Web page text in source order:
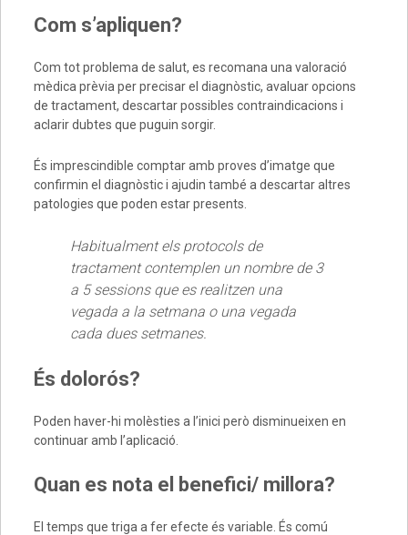
Com s’apliquen?
Com tot problema de salut, es recomana una valoració
mèdica prèvia per precisar el diagnòstic, avaluar opcions
de tractament, descartar possibles contraindicacions i
aclarir dubtes que puguin sorgir.
És imprescindible comptar amb proves d’imatge que
confirmin el diagnòstic i ajudin també a descartar altres
patologies que poden estar presents.
Habitualment els protocols de
tractament contemplen un nombre de 3
a 5 sessions que es realitzen una
vegada a la setmana o una vegada
cada dues setmanes.
És dolorós?
Poden haver-hi molèsties a l’inici però disminueixen en
continuar amb l’aplicació.
Quan es nota el benefici/ millora?
El temps que triga a fer efecte és variable. És comú